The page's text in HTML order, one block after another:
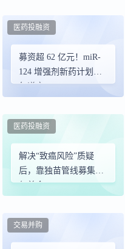
募资超 62 亿元！miR-
124 增强剂新药计划今
年递交 NDA
医药投融资
解决“致癌风险”质疑
后，靠独苗管线募集9.2
亿美金
医药投融资
交易并购